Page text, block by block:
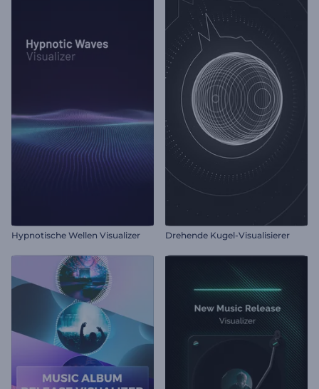
Hypnotische Wellen Visualizer Drehende Kugel-Visualisierer